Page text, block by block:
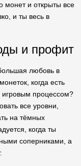
монет и открыты все
и ты весь в
и профит
любовь в
когда есть
игровым процессом?
все уровни,
на тёмных
когда ты
соперниками, а